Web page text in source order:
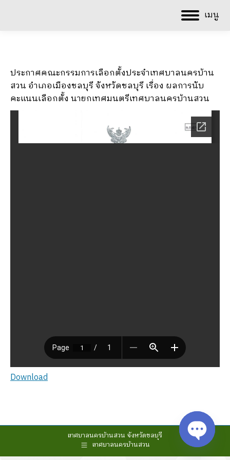
เมนู
ประกาศคณะกรรมการเลือกตั้งประจำเทศบาลนครบ้าน
สวน อำเภอเมืองชลบุรี จังหวัดชลบุรี เรื่อง ผลการนับ
คะแนนเลือกตั้ง นายกเทศมนตรีเทศบาลนครบ้านสวน
Download
เทศบาลนครบ้านสวน จังหวัดชลบุรี
เทศบาลนครบ้านสวน